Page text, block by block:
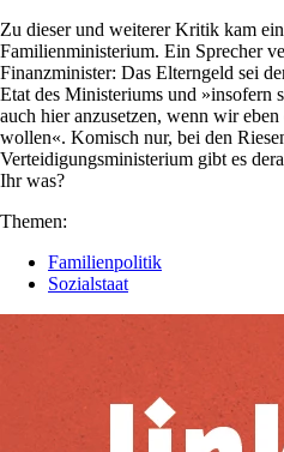
Zu dieser und weiterer Kritik kam
Familienministerium. Ein Sprecher
Finanzminister: Das Elterngeld sei
Etat des Ministeriums und »insofern
auch hier anzusetzen, wenn wir
wollen«. Komisch nur, bei den
Verteidigungsministerium gibt es
Ihr was?
Themen:
Familienpolitik
Sozialstaat